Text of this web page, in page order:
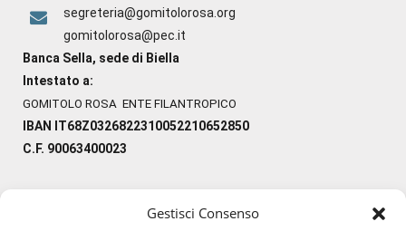
Gestisci Consenso
segreteria@gomitolorosa.org
gomitolorosa@pec.it
Banca Sella, sede di Biella
Intestato a:
GOMITOLO ROSA ENTE FILANTROPICO
IBAN IT68Z0326822310052210652850
C.F. 90063400023